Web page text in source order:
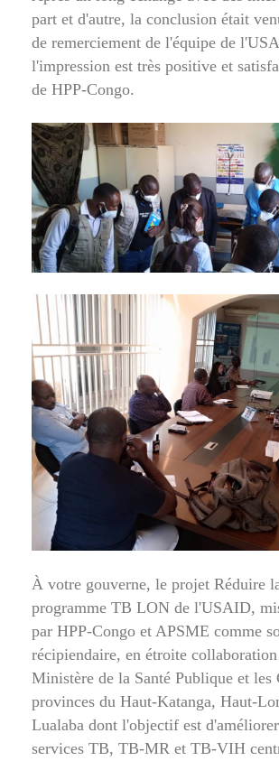
part et d'autre, la conclusion était
de remerciement de l'équipe de
l'impression est très positive et
de HPP-Congo.
À votre gouverne, le projet Réduire
programme TB LON de l'USAID,
par HPP-Congo et APSME comme
récipiendaire, en étroite
Ministère de la Santé Publique et les
provinces du Haut-Katanga, Haut-
Lualaba dont l'objectif est
services TB, TB-MR et TB-VIH